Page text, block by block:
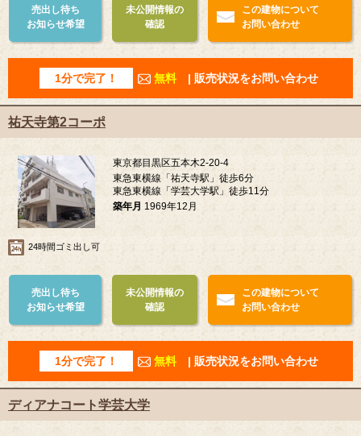
売出し待ち
お知らせ希望
未公開情報の
確認
この建物について
お問い合わせ
1分で完了！ 無料 | 販売状況をお問い合わせ
祐天寺第2コーポ
東京都目黒区五本木2-20-4
東急東横線「祐天寺駅」徒歩6分
東急東横線「学芸大学駅」徒歩11分
築年月 1969年12月
24時間ゴミ出し可
売出し待ち
お知らせ希望
未公開情報の
確認
この建物について
お問い合わせ
1分で完了！ 無料 | 販売状況をお問い合わせ
ディアナコート学芸大学